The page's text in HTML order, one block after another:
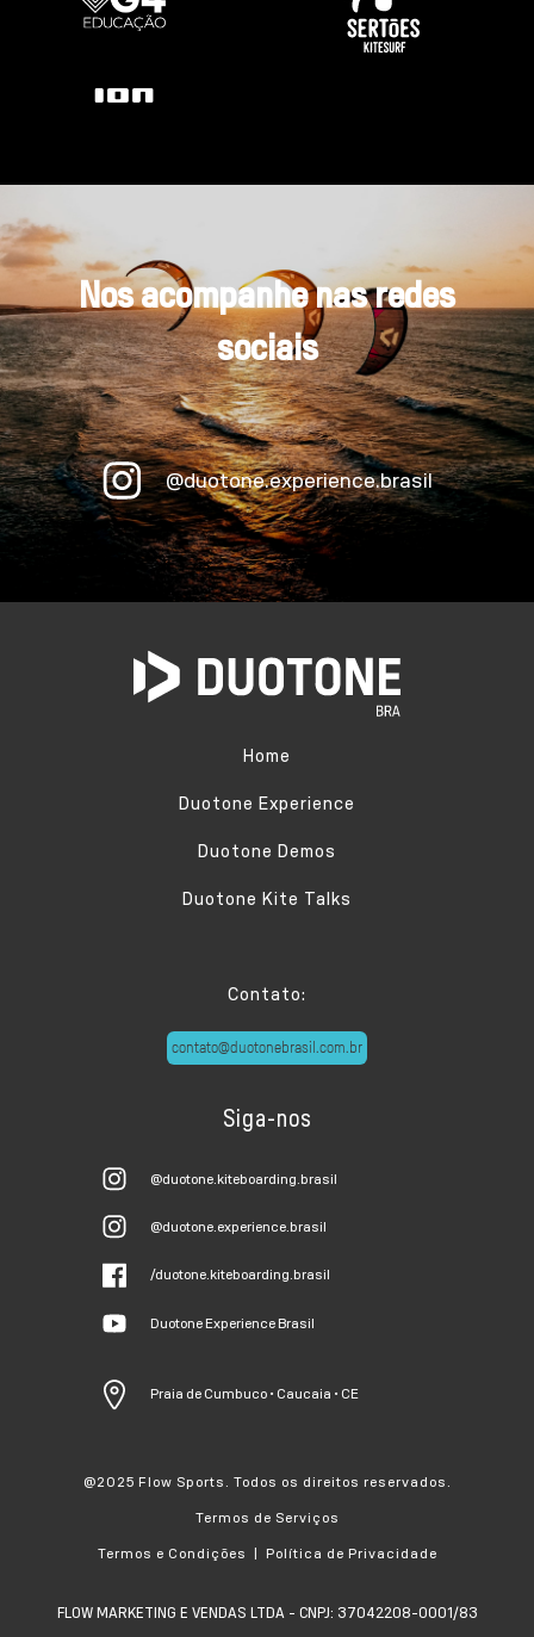
Nos acompanhe nas redes
sociais
@duotone.experience.brasil
Home
Duotone Experience
Duotone Demos
Duotone Kite Talks
Contato:
contato@duotonebrasil.com.br
Siga-nos
@duotone.kiteboarding.brasil
@duotone.experience.brasil
/duotone.kiteboarding.brasil
Duotone Experience Brasil
Praia de Cumbuco • Caucaia • CE
@2025 Flow Sports. Todos os direitos reservados.
Termos de Serviços
Termos e Condições | Política de Privacidade
FLOW MARKETING E VENDAS LTDA - CNPJ: 37042208-0001/83